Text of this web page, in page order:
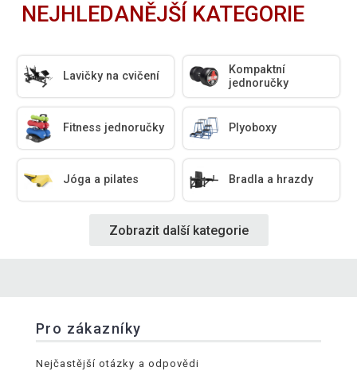
NEJHLEDANĚJŠÍ KATEGORIE
Lavičky na cvičení
Kompaktní
jednoručky
Fitness jednoručky Plyoboxy
Jóga a pilates Bradla a hrazdy
Zobrazit další kategorie
Pro zákazníky
Nejčastější otázky a odpovědi